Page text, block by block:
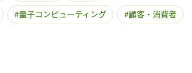
量子コンピューティング 顧客・消費者